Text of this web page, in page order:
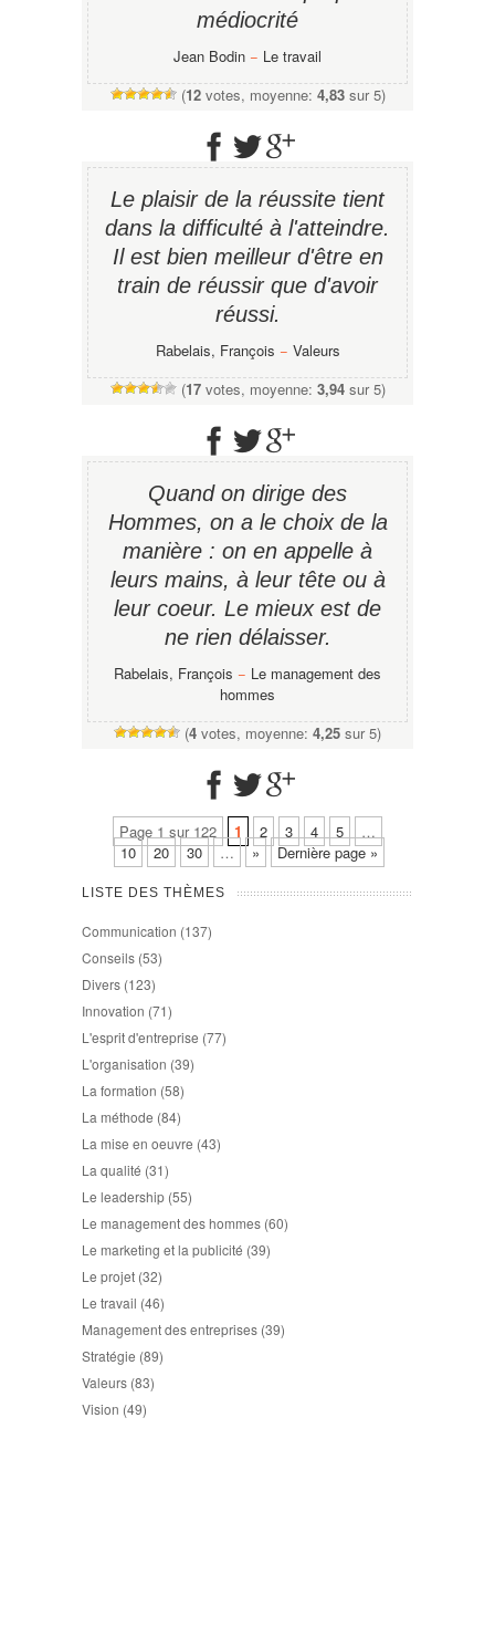
médiocrité
Jean Bodin − Le travail
(12votes, moyenne: 4,83sur 5)
Le plaisir de la réussite tient
dans la difficulté à l'atteindre.
Il est bien meilleur d'être en
train de réussir que d'avoir
réussi.
Rabelais, François − Valeurs
(17votes, moyenne: 3,94sur 5)
Quand on dirige des
Hommes, on a le choix de la
manière : on en appelle à
leurs mains, à leur tête ou à
leur coeur. Le mieux est de
ne rien délaisser.
Rabelais, François − Le management des
hommes
(4 votes, moyenne: 4,25 sur 5)
Page 1 sur 122 1 2 3 4 5
…
10
20 30 … » Dernière page »
LISTE DES THÈMES
Communication (137)
Conseils (53)
Divers (123)
Innovation (71)
L'esprit d'entreprise (77)
L'organisation (39)
La formation (58)
La méthode (84)
La mise en oeuvre (43)
La qualité (31)
Le leadership (55)
Le management des hommes (60)
Le marketing et la publicité (39)
Le projet (32)
Le travail (46)
Management des entreprises (39)
Stratégie (89)
Valeurs (83)
Vision (49)